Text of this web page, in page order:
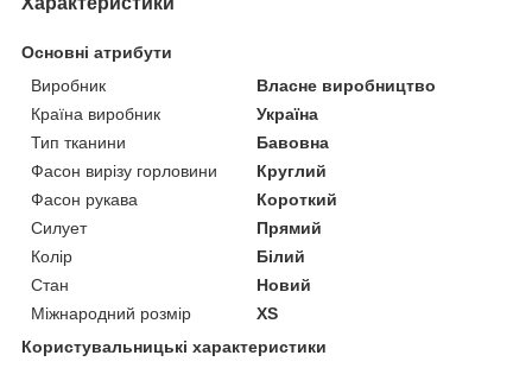
Основні атрибути
Виробник
Власне виробництво
Країна виробник
Україна
Тип тканини
Бавовна
Фасон вирізу горловини
Круглий
Фасон рукава
Короткий
Силует
Прямий
Колір
Білий
Стан
Новий
Міжнародний розмір
XS
Користувальницькі характеристики